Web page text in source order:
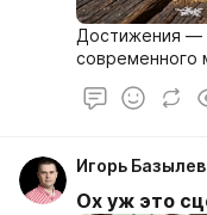
Достижения —
современного
Игорь Базылев
Ох уж это